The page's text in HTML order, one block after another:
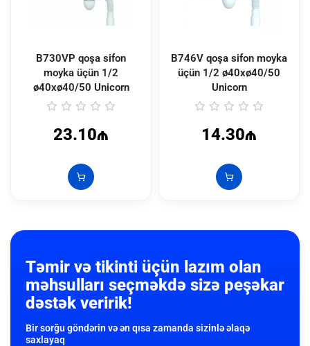
B730VP qoşa sifon
moyka üçün 1/2
ø40xø40/50 Unicorn
23.10₼
B746V qoşa sifon moyka
üçün 1/2 ø40xø40/50
Unicorn
14.30₼
Təmir və tikinti üçün lazım olan
məhsulları seçməkdə sizə peşəkar
dəstək veririk!
Bir sorğu göndərin və ən qısa zamanda sizinlə əlaqə
saxlayaq